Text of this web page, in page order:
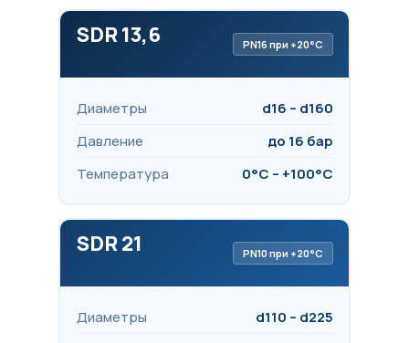
SDR 13,6 PN16 при +20°C
Диаметры
d16 – d160
Давление
до 16 бар
Температура
0°C – +100°C
SDR 21 PN10 при +20°C
Диаметры
d110 – d225